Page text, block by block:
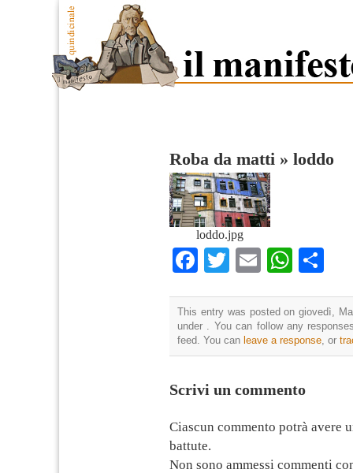
Roba da matti » loddo
loddo.jpg
Facebook
Twitter
Email
This entry was posted on giovedì,
under . You can follow any
feed. You can leave a response , or
Scrivi un commento
Ciascun commento potrà avere
battute.
Non sono ammessi commenti